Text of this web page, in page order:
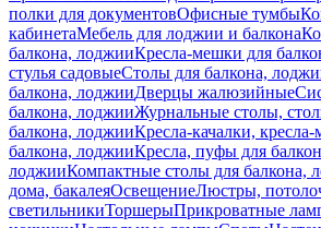
полки для документовОфисные тумбы
кабинетаМебель для лоджии и балкона
балкона, лоджииКресла-мешки для
стулья садовыеСтолы для балкона,
балкона, лоджииДверцы жалюзийные
балкона, лоджииЖурнальные столы,
балкона, лоджииКресла-качалки, кресла-
балкона, лоджииКресла, пуфы для
лоджииКомпактные столы для балкона,
дома, бакалеяОсвещениеЛюстры,
светильникиТоршерыПрикроватные